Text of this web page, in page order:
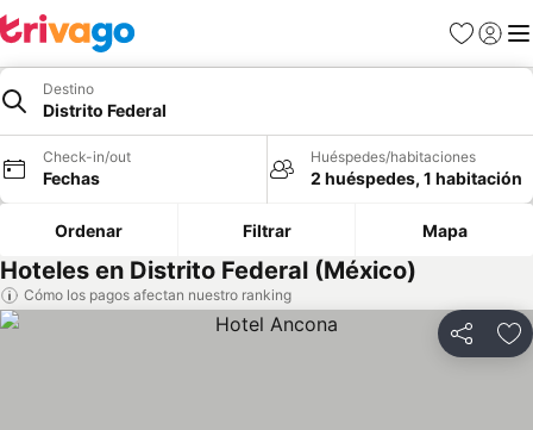
Favoritos
Iniciar
Destino
Distrito Federal
Check-in/out
Fechas
Huéspedes/habitaciones
2 huéspedes, 1 habitación
Ordenar Filtrar Mapa
Hoteles en Distrito Federal (México)
Cómo los pagos afectan nuestro ranking
Compartir